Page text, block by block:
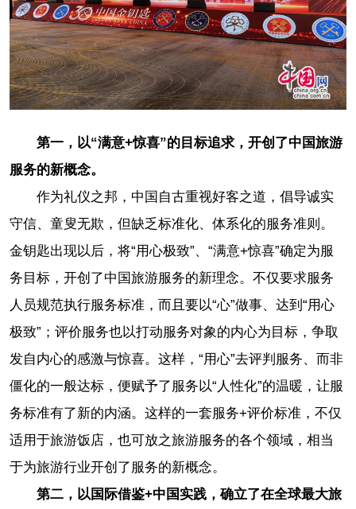
第一，以“满意+惊喜”的目标追求，开创了中国旅游
服务的新概念。
作为礼仪之邦，中国自古重视好客之道，倡导诚实
守信、童叟无欺，但缺乏标准化、体系化的服务准则。
金钥匙出现以后，将“用心极致”、“满意+惊喜”确定为服
务目标，开创了中国旅游服务的新理念。不仅要求服务
人员规范执行服务标准，而且要以“心”做事、达到“用心
极致”；评价服务也以打动服务对象的内心为目标，争取
发自内心的感激与惊喜。这样，“用心”去评判服务、而非
僵化的一般达标，便赋予了服务以“人性化”的温暖，让服
务标准有了新的内涵。这样的一套服务+评价标准，不仅
适用于旅游饭店，也可放之旅游服务的各个领域，相当
于为旅游行业开创了服务的新概念。
第二，以国际借鉴+中国实践，确立了在全球最大旅